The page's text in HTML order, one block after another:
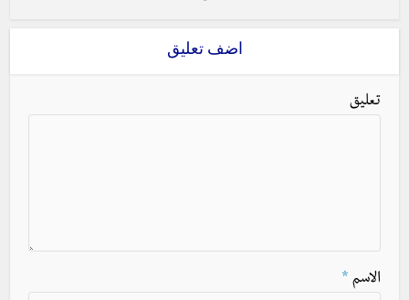
اضف تعليق
تعليق
الاسم *